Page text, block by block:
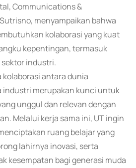
Communications &
menyampaikan bahwa
kolaborasi yang kuat
kepentingan, termasuk
industri.
kolaborasi antara dunia
industri merupakan kunci untuk
unggul dan relevan dengan
Melalui kerja sama ini, UT ingin
ruang belajar yang
lahirnya inovasi, serta
kesempatan bagi generasi muda